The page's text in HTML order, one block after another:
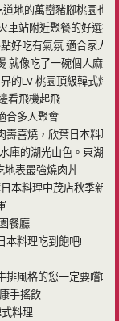
地的萬巒豬腳桃園也有
站附近聚餐的好選擇
好吃有氣氛 適合家人
就像吃了一碗個人麻辣
的LV 桃園頂級韓式烤肉
看飛機起飛
合多人聚會
壽喜燒，欣葉日本料理
庫的湖光山色。東湖餐
地表最強燒肉丼
本料理中茂店秋季新
餐廳
本料理吃到飽吧!
風格的您一定要嚐嚐
手搖飲
料理